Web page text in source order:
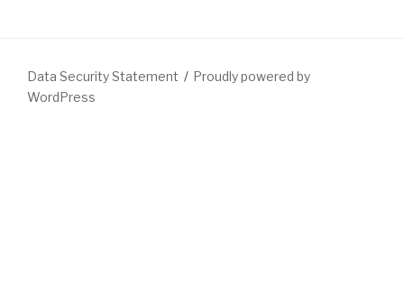
Data Security Statement
Proudly powered by
WordPress